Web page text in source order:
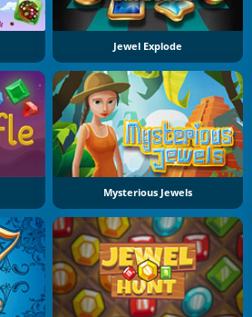
Jewel Explode
Mysterious Jewels